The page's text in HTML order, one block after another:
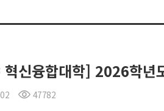
신융합대학] 2026학
47782